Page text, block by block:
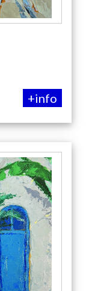
+info